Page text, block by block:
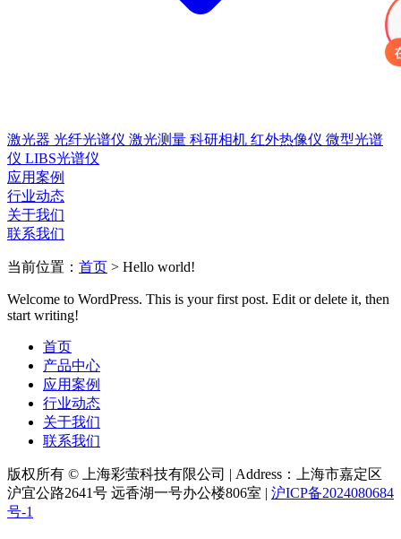
激光器 光纤光谱仪 激光测量 科研相机 红外热像仪 微型光谱
仪 LIBS光谱仪
应用案例
行业动态
关于我们
联系我们
当前位置： 首页 > Hello world!
Welcome to WordPress. This is your first post. Edit or delete it, then
start writing!
首页
产品中心
应用案例
行业动态
关于我们
联系我们
版权所有 © 上海彩萤科技有限公司 | Address：上海市嘉定区
沪宜公路2641号 远香湖一号办公楼806室 | 沪ICP备2024080684
号-1